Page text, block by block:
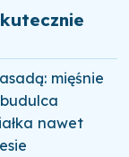
mięśnie
nawet